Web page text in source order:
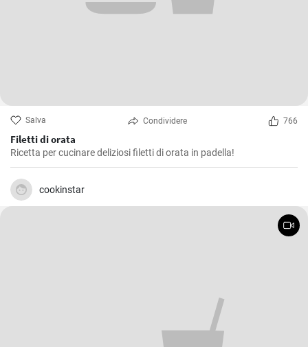
Salva Condividere 766
Filetti di orata
Ricetta per cucinare deliziosi filetti di orata in padella!
cookinstar